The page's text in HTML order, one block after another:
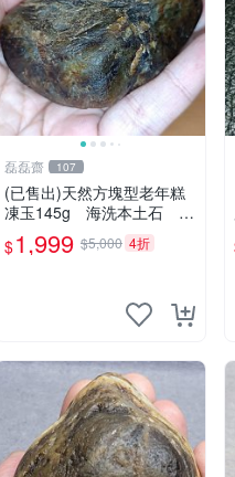
磊磊齋 107
(已售出)天然方塊型老年糕
凍玉145g 海洗本土石 磊
磊齋寄石代客製石雕研磨拋
光藍寶東玉東海岸心臟石黑
$1,999 $5,000 4折